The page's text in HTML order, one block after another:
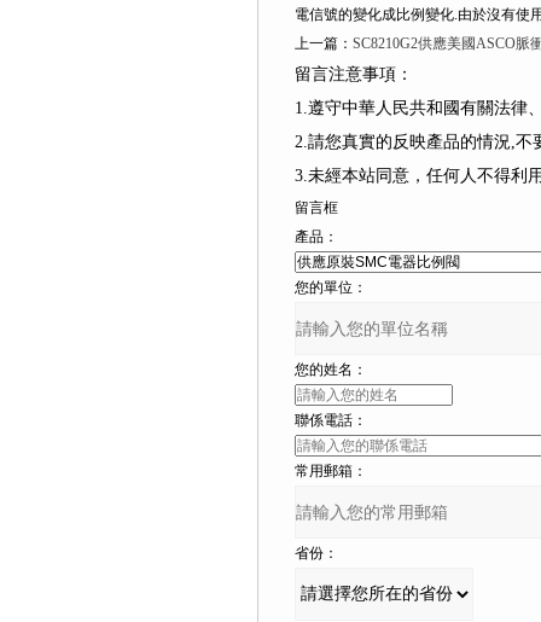
電信號的變化成比例變化.由於沒有使
上一篇： SC8210G2供應美國ASCO脈
留言注意事項：
1.遵守中華人民共和國有關法律
2.請您真實的反映產品的情況,
3.未經本站同意，任何人不得利
留言框
產品：
您的單位：
您的姓名：
聯係電話：
常用郵箱：
省份：